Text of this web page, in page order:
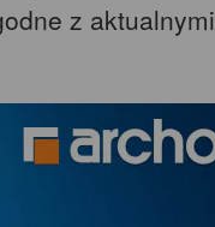
z aktualnymi